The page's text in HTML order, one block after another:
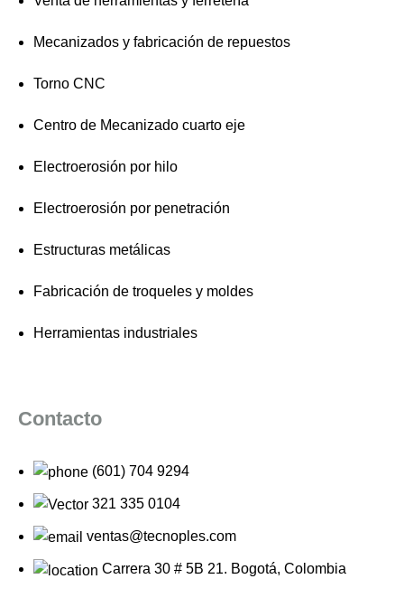
Mecanizados y fabricación de repuestos
Torno CNC
Centro de Mecanizado cuarto eje
Electroerosión por hilo
Electroerosión por penetración
Estructuras metálicas
Fabricación de troqueles y moldes
Herramientas industriales
Contacto
(601) 704 9294
321 335 0104
ventas@tecnoples.com
Carrera 30 # 5B 21. Bogotá, Colombia